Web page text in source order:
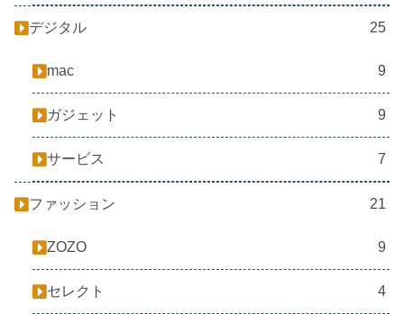
デジタル 25
mac 9
ガジェット 9
サービス 7
ファッション 21
ZOZO 9
セレクト 4